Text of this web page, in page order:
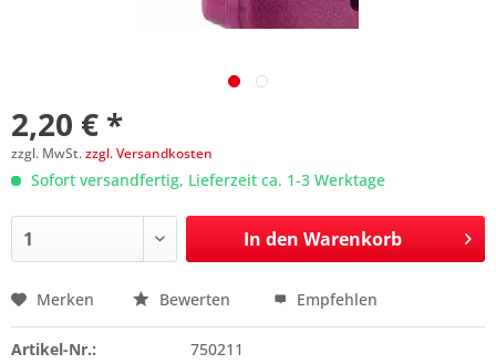
2,20 € *
zzgl. MwSt.zzgl. Versandkosten
Sofort versandfertig, Lieferzeit ca. 1-3 Werktage
In den Warenkorb
Preis anfragen
Merken Bewerten Empfehlen
Artikel-Nr.:
750211